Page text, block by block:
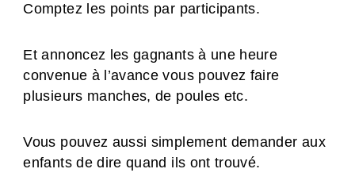
Comptez les points par participants.
Et annoncez les gagnants à une heure
convenue à l’avance vous pouvez faire
plusieurs manches, de poules etc.
Vous pouvez aussi simplement demander aux
enfants de dire quand ils ont trouvé.